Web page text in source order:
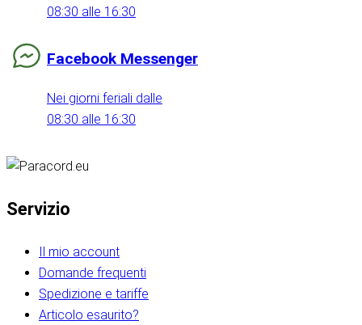
08:30 alle 16:30
Facebook Messenger
Nei giorni feriali dalle
08:30 alle 16:30
Servizio
Il mio account
Domande frequenti
Spedizione e tariffe
Articolo esaurito?